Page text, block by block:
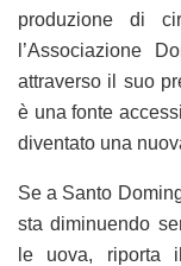
produzione di
l’Associazione
attraverso il suo
è una fonte
diventato una
Se a Santo
sta diminuendo
le uova, riporta